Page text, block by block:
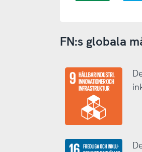
FN:s globala